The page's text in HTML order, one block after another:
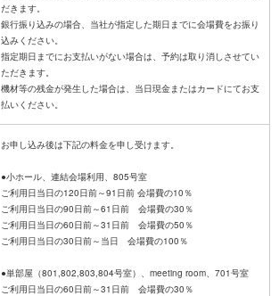
だきます。
銀行振り込みの場合、当社が指定した期日までに会場費をお振り
込みください。
指定期日までにお支払いがない場合は、予約は取り消しさせてい
ただきます。
機材等の残金が発生した場合は、当日現金またはカードにてお支
お申し込み後は下記の料金を申し受けます。
●小ホール、連結会場利用、805号室
ご利用日当日の120日前～91日前 会場費の10％
ご利用日当日の90日前～61日前 会場費の30％
ご利用日当日の60日前～31日前 会場費の50％
ご利用日当日の30日前～当日 会場費の100％
●単部屋（801,802,803,804号室）、meeting room、701号室
ご利用日当日の60日前～31日前 会場費の30％